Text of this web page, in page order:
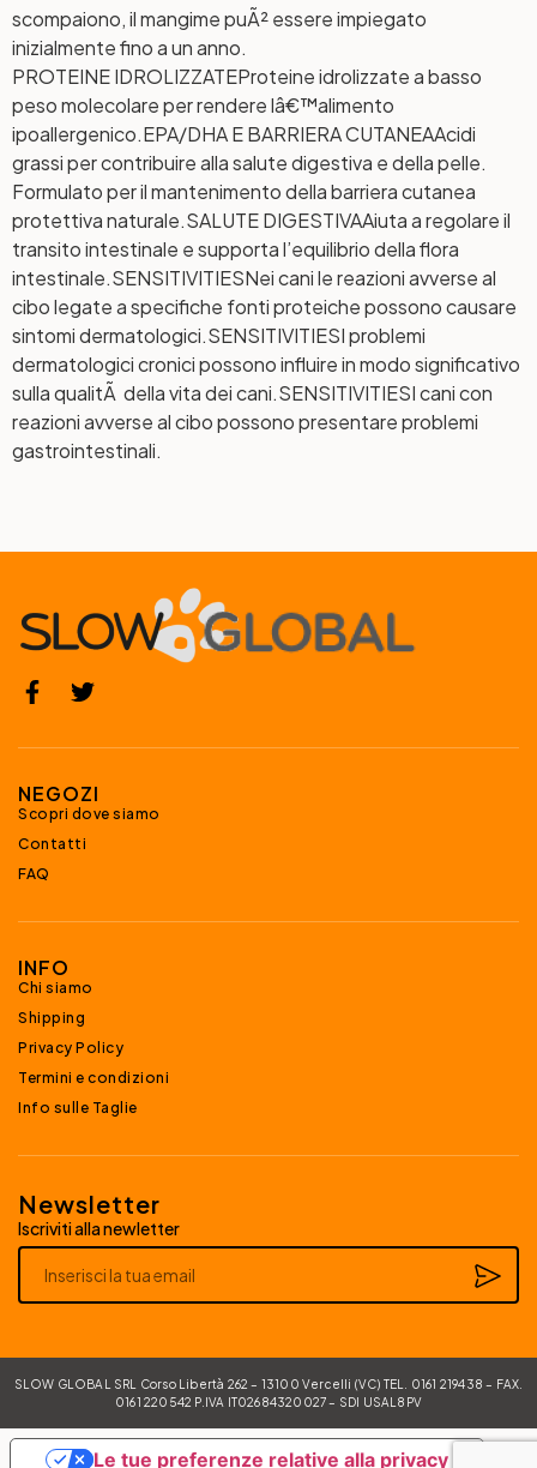
scompaiono, il mangime puÃ² essere impiegato
inizialmente fino a un anno.
PROTEINE IDROLIZZATEProteine idrolizzate a basso
peso molecolare per rendere lâ€™alimento
ipoallergenico.EPA/DHA E BARRIERA CUTANEAAcidi
grassi per contribuire alla salute digestiva e della pelle.
Formulato per il mantenimento della barriera cutanea
protettiva naturale.SALUTE DIGESTIVAAiuta a regolare il
transito intestinale e supporta l’equilibrio della flora
intestinale.SENSITIVITIESNei cani le reazioni avverse al
cibo legate a specifiche fonti proteiche possono causare
sintomi dermatologici.SENSITIVITIESI problemi
dermatologici cronici possono influire in modo significativo
sulla qualitÃ della vita dei cani.SENSITIVITIESI cani con
reazioni avverse al cibo possono presentare problemi
gastrointestinali.
NEGOZI
Scopri dove siamo
Contatti
FAQ
INFO
Chi siamo
Shipping
Privacy Policy
Termini e condizioni
Info sulle Taglie
Newsletter
Iscriviti alla newletter
SLOW GLOBAL SRL Corso Libertà 262 – 13100 Vercelli (VC) TEL. 0161 219438 – FAX.
0161 220542 P.IVA IT02684320027 – SDI USAL8PV
Le tue preferenze relative alla privacy